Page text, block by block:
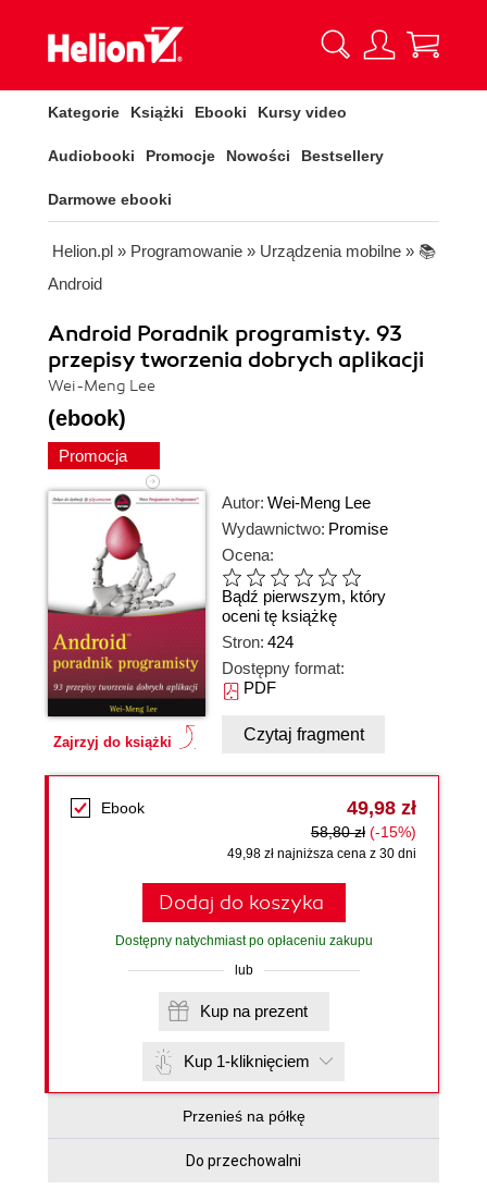
Kategorie Książki Ebooki Kursy video
Audiobooki Promocje Nowości Bestsellery
Darmowe ebooki
Helion.pl » Programowanie » Urządzenia mobilne » 📚
Android
Android Poradnik programisty. 93
przepisy tworzenia dobrych aplikacji
Wei-Meng Lee
(ebook)
Promocja
Zajrzyj do książki
Autor: Wei-Meng Lee
Wydawnictwo: Promise
Ocena:
Bądź pierwszym, który
oceni tę książkę
Stron: 424
Dostępny format:
PDF
Czytaj fragment
Ebook 49,98 zł
58,80 zł (-15%)
49,98 zł najniższa cena z 30 dni
Dodaj do koszyka
Dostępny natychmiast po opłaceniu zakupu
lub
Kup na prezent
Kup 1-kliknięciem
Przenieś na półkę
Do przechowalni